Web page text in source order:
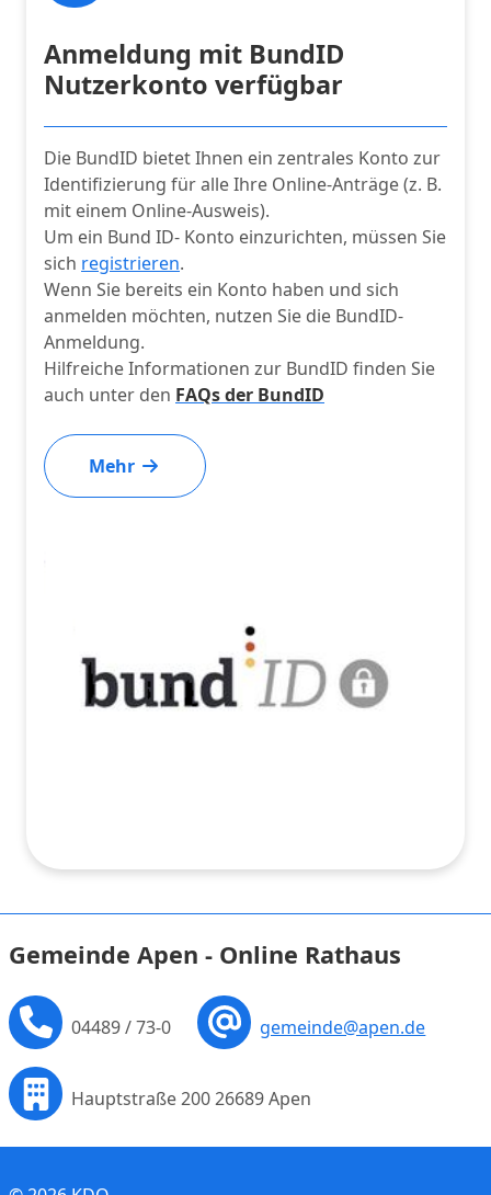
Anmeldung mit BundID
Nutzerkonto verfügbar
Die BundID bietet Ihnen ein zentrales Konto zur
Identifizierung für alle Ihre Online-Anträge (z. B.
mit einem Online-Ausweis).
Um ein Bund ID- Konto einzurichten, müssen Sie
sich registrieren.
Wenn Sie bereits ein Konto haben und sich
anmelden möchten, nutzen Sie die BundID-
Anmeldung.
Hilfreiche Informationen zur BundID finden Sie
auch unter den FAQs der BundID
Mehr
Gemeinde Apen - Online Rathaus
04489 / 73-0 gemeinde@apen.de
Hauptstraße 200 26689 Apen